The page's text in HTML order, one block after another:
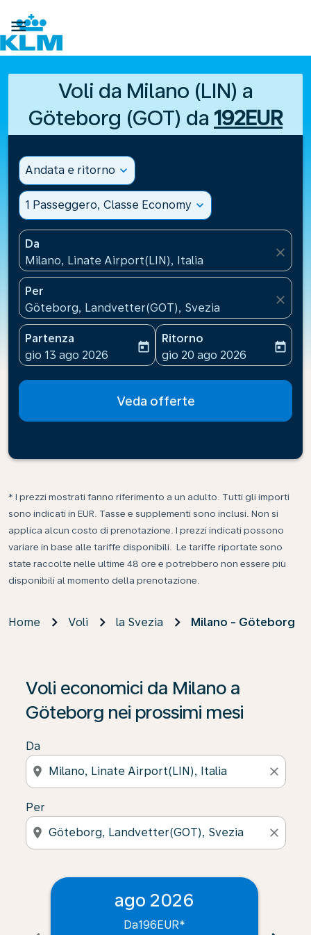

Voli da Milano (LIN) a
Göteborg (GOT) da 192EUR
Andata e ritorno expand_more
1 Passeggero, Classe Economy expand_more
Da
Milano, Linate Airport(LIN), Italia
close
Per
Göteborg, Landvetter(GOT), Svezia
close
Partenza
fc-booking-departure-date-aria-label
gio 13 ago 2026
today
Ritorno
fc-booking-return-date-
gio 20 ago 2026
today
Veda offerte
* I prezzi mostrati fanno riferimento a un adulto. Tutti gli importi
sono indicati in EUR. Tasse e supplementi sono inclusi. Non si
applica alcun costo di prenotazione. I prezzi indicati possono
variare in base alle tariffe disponibili. Le tariffe riportate sono
state raccolte nelle ultime 48 ore e potrebbero non essere più
disponibili al momento della prenotazione.
Home Voli la Svezia Milano - Göteborg
Voli economici da Milano a
Göteborg nei prossimi mesi
Da
location_on close
Per
location_on close
ago 2026
Da196EUR*